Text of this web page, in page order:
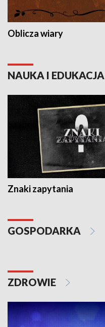
Oblicza wiary
NAUKA I EDUKACJA
Znaki zapytania
GOSPODARKA
ZDROWIE